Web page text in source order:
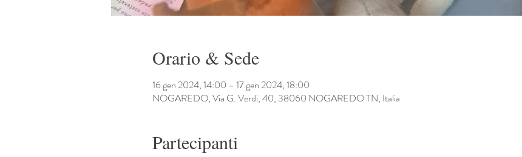
Orario & Sede
16 gen 2024, 14:00 – 17 gen 2024, 18:00
NOGAREDO, Via G. Verdi, 40, 38060 NOGAREDO TN, Italia
Partecipanti